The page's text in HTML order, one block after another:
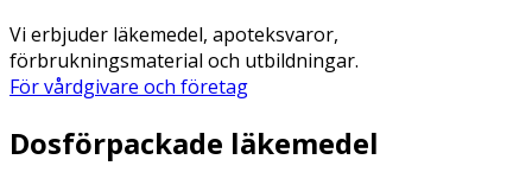
Vi erbjuder läkemedel, apoteksvaror,
förbrukningsmaterial och utbildningar.
För vårdgivare och företag
Dosförpackade läkemedel